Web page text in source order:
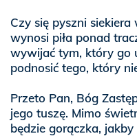
Czy się pyszni
wynosi piła ponad
wywijać tym, który go
podnosić tego, który
Przeto Pan, Bóg
jego tuszę. Mimo
będzie gorączka, jakby